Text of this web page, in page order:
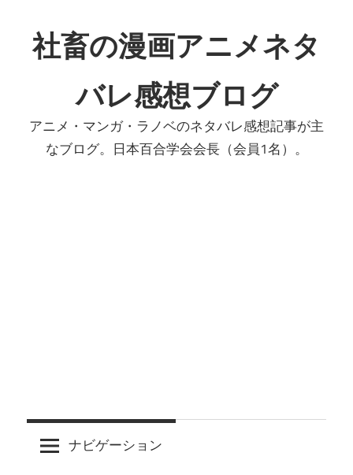
ン
テ
へ
社畜の漫画アニメネタ
バレ感想ブログ
アニメ・マンガ・ラノベのネタバレ感想記事が主
なブログ。日本百合学会会長（会員1名）。
ナビゲーション